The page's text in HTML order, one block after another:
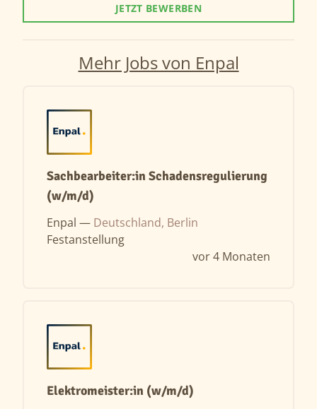
JETZT BEWERBEN
Mehr Jobs von Enpal
Sachbearbeiter:in Schadensregulierung
(w/m/d)
Enpal — Deutschland, Berlin
Festanstellung
vor 4 Monaten
Elektromeister:in (w/m/d)